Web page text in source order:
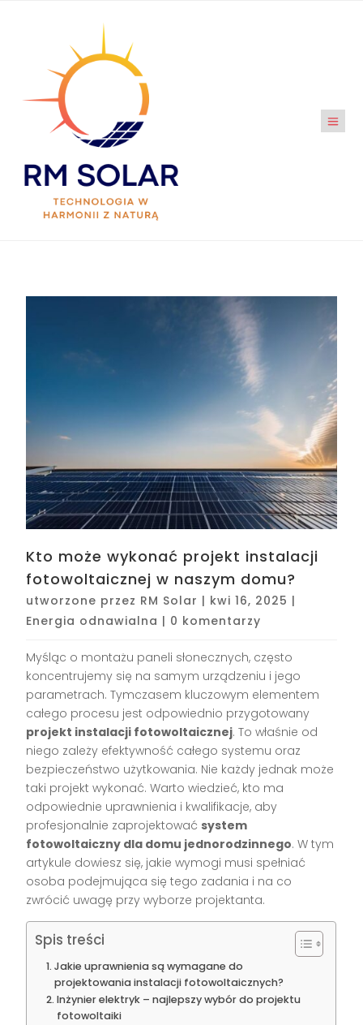
Kto może wykonać projekt instalacji
fotowoltaicznej w naszym domu?
utworzone przez RM Solar | kwi 16, 2025 |
Energia odnawialna | 0 komentarzy
Myśląc o montażu paneli słonecznych, często
koncentrujemy się na samym urządzeniu i jego
parametrach. Tymczasem kluczowym elementem
całego procesu jest odpowiednio przygotowany
projekt instalacji fotowoltaicznej. To właśnie od
niego zależy efektywność całego systemu oraz
bezpieczeństwo użytkowania. Nie każdy jednak może
taki projekt wykonać. Warto wiedzieć, kto ma
odpowiednie uprawnienia i kwalifikacje, aby
profesjonalnie zaprojektować system
fotowoltaiczny dla domu jednorodzinnego. W tym
artykule dowiesz się, jakie wymogi musi spełniać
osoba podejmująca się tego zadania i na co
zwrócić uwagę przy wyborze projektanta.
Spis treści
Jakie uprawnienia są wymagane do
projektowania instalacji fotowoltaicznych?
Inżynier elektryk – najlepszy wybór do projektu
fotowoltaiki